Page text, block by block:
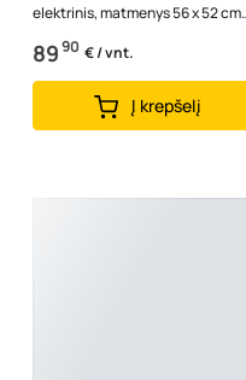
elektrinis, matmenys 56 x 52 cm,
3 bangų, baltos spalvos, 37601B
8990 € / vnt.
Į krepšelį